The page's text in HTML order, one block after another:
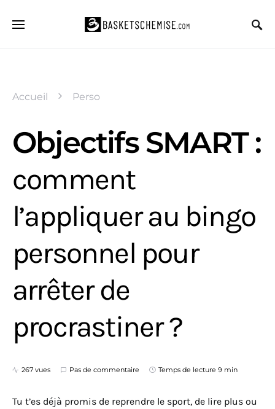
Accueil Perso
Objectifs SMART :
comment
l’appliquer au bingo
personnel pour
arrêter de
procrastiner ?
267 vues Pas de commentaire Temps de lecture 9 min
Tu t’es déjà promis de reprendre le sport, de lire plus ou